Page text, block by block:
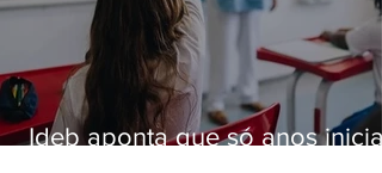
Ideb aponta que só anos